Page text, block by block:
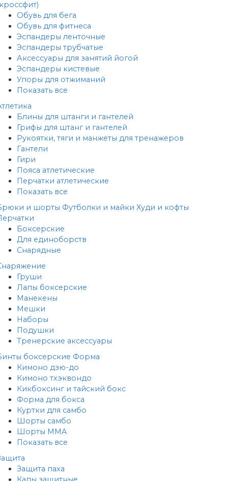
Обувь для бега
Обувь для фитнеса
Эспандеры ленточные
Эспандеры трубчатые
Аксессуары для занятий йогой
Эспандеры кистевые
Упоры для отжиманий
Показать все
Блины для штанги и гантелей
Грифы для штанг и гантелей
Рукоятки, тяги и манжеты для тренажеров
Гантели
Гири
Пояса атлетические
Перчатки атлетические
Показать все
и шорты Футболки и майки Худи и кофты
Боксерские
Для единоборств
Снарядные
Груши
Лапы боксерские
Манекены
Мешки
Наборы
Подушки
Тренерские аксессуары
боксерские Форма
Кимоно дзю-до
Кимоно тхэквондо
Кикбоксинг и тайский бокс
Форма для бокса
Куртки для самбо
Шорты самбо
Шорты MMA
Показать все
Защита паха